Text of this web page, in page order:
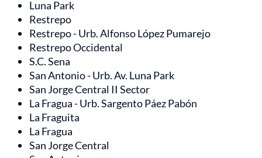
Luna Park
Restrepo
Restrepo - Urb. Alfonso López Pumarejo
Restrepo Occidental
S.C. Sena
San Antonio - Urb. Av. Luna Park
San Jorge Central II Sector
La Fragua - Urb. Sargento Páez Pabón
La Fraguita
La Fragua
San Jorge Central